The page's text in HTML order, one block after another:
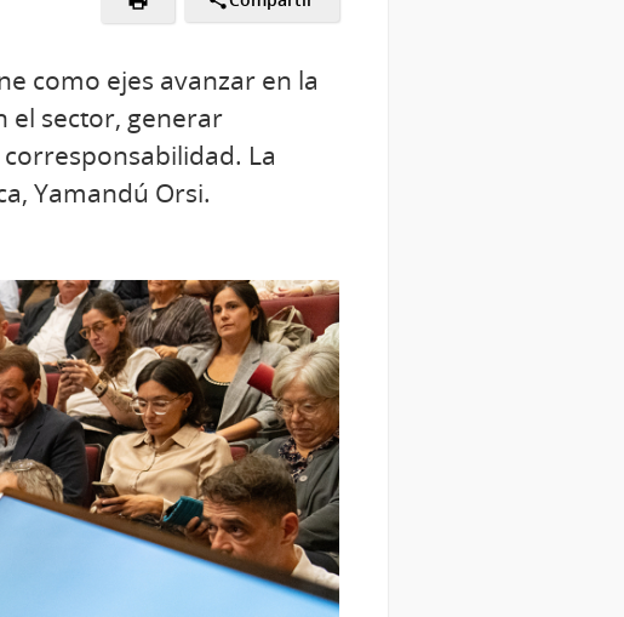
como ejes avanzar en la
el sector, generar
La
Yamandú Orsi.